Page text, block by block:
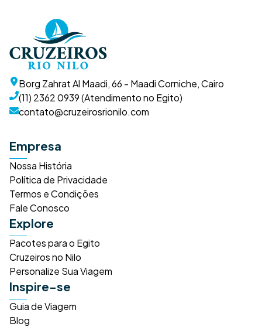
Borg Zahrat Al Maadi, 66 - Maadi Corniche, Cairo
(11) 2362 0939 (Atendimento no Egito)
contato@cruzeirosrionilo.com
Empresa
Nossa História
Política de Privacidade
Termos e Condições
Fale Conosco
Explore
Pacotes para o Egito
Cruzeiros no Nilo
Personalize Sua Viagem
Inspire-se
Guia de Viagem
Blog